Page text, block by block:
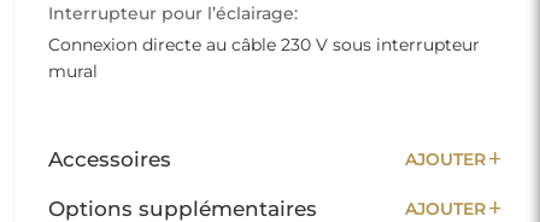
Interrupteur pour l’éclairage:
Connexion directe au câble 230 V sous interrupteur
mural
Accessoires AJOUTERadd
Options supplémentaires AJOUTERadd